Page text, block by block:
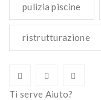
pulizia piscine
ristrutturazione
Ti serve Aiuto?